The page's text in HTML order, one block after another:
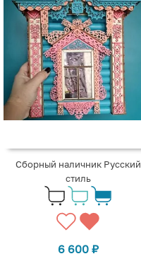
Сборный наличник Русский
стиль
6 600 ₽